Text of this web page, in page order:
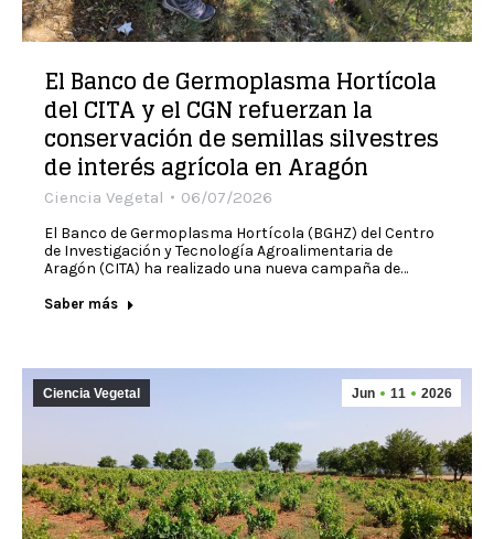
El Banco de Germoplasma Hortícola
del CITA y el CGN refuerzan la
conservación de semillas silvestres
de interés agrícola en Aragón
Ciencia Vegetal 06/07/2026
El Banco de Germoplasma Hortícola (BGHZ) del Centro
de Investigación y Tecnología Agroalimentaria de
Aragón (CITA) ha realizado una nueva campaña de…
Saber más
Jun 11 2026
Ciencia Vegetal